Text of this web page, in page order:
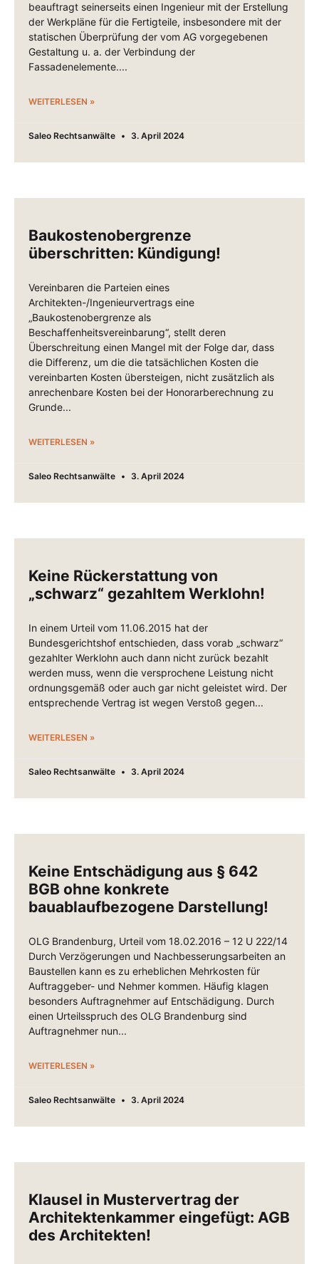
beauftragt seinerseits einen Ingenieur mit der Erstellung
der Werkpläne für die Fertigteile, insbesondere mit der
statischen Überprüfung der vom AG vorgegebenen
Gestaltung u. a. der Verbindung der
Fassadenelemente.
WEITERLESEN »
Saleo Rechtsanwälte 3. April 2024
Baukostenobergrenze
überschritten: Kündigung!
Vereinbaren die Parteien eines
Architekten-/Ingenieurvertrags eine
„Baukostenobergrenze als
Beschaffenheitsvereinbarung“, stellt deren
Überschreitung einen Mangel mit der Folge dar, dass
die Differenz, um die die tatsächlichen Kosten die
vereinbarten Kosten übersteigen, nicht zusätzlich als
anrechenbare Kosten bei der Honorarberechnung zu
Grunde
WEITERLESEN »
Saleo Rechtsanwälte 3. April 2024
Keine Rückerstattung von
„schwarz“ gezahltem Werklohn!
In einem Urteil vom 11.06.2015 hat der
Bundesgerichtshof entschieden, dass vorab „schwarz“
gezahlter Werklohn auch dann nicht zurück bezahlt
werden muss, wenn die versprochene Leistung nicht
ordnungsgemäß oder auch gar nicht geleistet wird. Der
entsprechende Vertrag ist wegen Verstoß gegen
WEITERLESEN »
Saleo Rechtsanwälte 3. April 2024
Keine Entschädigung aus § 642
BGB ohne konkrete
bauablaufbezogene Darstellung!
OLG Brandenburg, Urteil vom 18.02.2016 – 12 U 222/14
Durch Verzögerungen und Nachbesserungsarbeiten an
Baustellen kann es zu erheblichen Mehrkosten für
Auftraggeber- und Nehmer kommen. Häufig klagen
besonders Auftragnehmer auf Entschädigung. Durch
einen Urteilsspruch des OLG Brandenburg sind
Auftragnehmer nun
WEITERLESEN »
Saleo Rechtsanwälte 3. April 2024
Klausel in Mustervertrag der
Architektenkammer eingefügt: AGB
des Architekten!